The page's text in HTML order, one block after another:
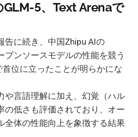
5、Text Arenaで
告に続き、中国Zhipu AIの
プンソースモデルの性能を競う
首位に立ったことが明らかにな
や言語理解に加え、幻覚（ハル
の低さも評価されており、オー
全体の性能向上を象徴する結果